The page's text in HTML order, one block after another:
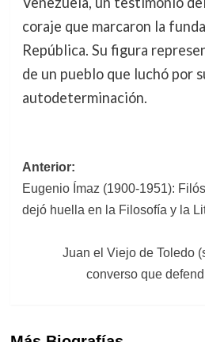
coraje que marcaron la
República. Su figura
de un pueblo que luchó por
autodeterminación.
Navegación
de
entradas
Anterior:
Eugenio Ímaz (1900-1951):
dejó huella en la Filosofía y la
Juan el Viejo de Toledo
converso que